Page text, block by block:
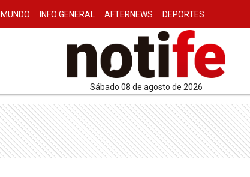
MUNDO INFO GENERAL AFTERNEWS DEPORTES
sábado 08 de agosto de 2026